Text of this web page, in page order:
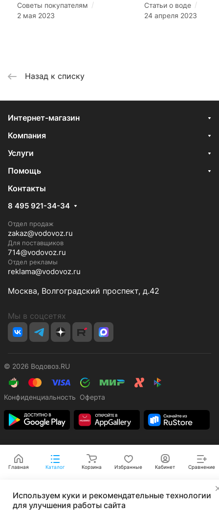
Советы покупателям /
2 мая 2023
Статьи о воде /
24 апреля 2023
Назад к списку
Интернет-магазин
Компания
Услуги
Помощь
Контакты
8 495 921-34-34
Отдел продаж
zakaz@vodovoz.ru
Для поставщиков
714@vodovoz.ru
Отдел рекламы
reklama@vodovoz.ru
Москва, Волгоградский проспект, д.42
Мы в соцсетях
© 2026 Водовоз.RU
Конфиденциальность Оферта
Главная Каталог Корзина Избранные Кабинет Сравнение
Используем куки и рекомендательные технологии
для улучшения работы сайта